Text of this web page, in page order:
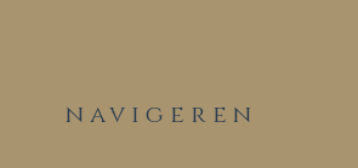
navigeren